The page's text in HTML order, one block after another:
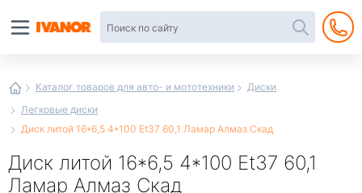
Каталог товаров для авто- и мототехники
Диски
Легковые диски
Диск литой 16*6,5 4*100 Et37 60,1 Ламар Алмаз Скад
Диск литой 16*6,5 4*100 Et37 60,1
Ламар Алмаз Скад
интернет-